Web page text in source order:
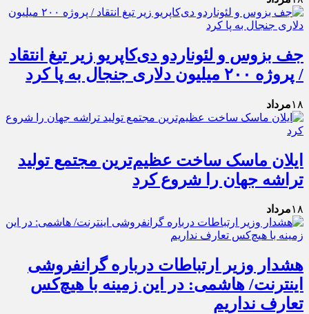
جف بزوس و لئوناردو دی‌کاپریو زیر تیغ انتقاد
/ پروژه ۲۰۰ میلیون دلاری جنجال به پا کرد
۱۸مرداد
ایلان ماسک ساخت عظیم‌ترین مجتمع تولید
تراشه جهان را شروع کرد
۱۸مرداد
هشدار وزیر ارتباطات درباره گرانفروشی
اینترنت/ هاشمی: در این زمینه با هیچ‌کس
تعارف نداریم